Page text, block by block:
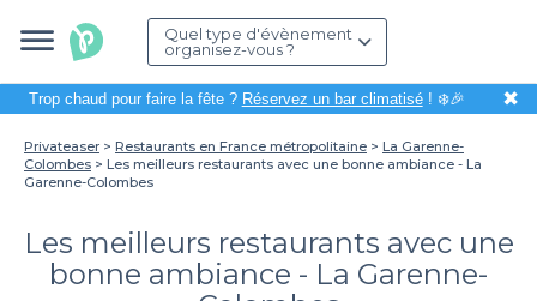
Quel type d'évènement
organisez-vous ?
Trop chaud pour faire la fête ? Réservez un bar climatisé! ❄️🎉 ✖
Privateaser Restaurants en France métropolitaine
La Garenne-
Colombes
Les meilleurs restaurants avec une bonne ambiance - La
Garenne-Colombes
Les meilleurs restaurants avec une
bonne ambiance - La Garenne-